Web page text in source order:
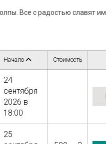
Все с радостью славят
Начало Стоимость
24
сентября
2026 в
18:00
25